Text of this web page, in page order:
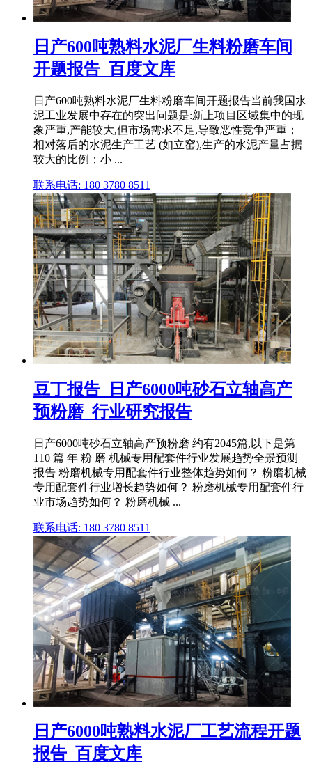
日产600吨熟料水泥厂生料粉磨车间
开题报告_百度文库
日产600吨熟料水泥厂生料粉磨车间开题报告当前我国水
泥工业发展中存在的突出问题是:新上项目区域集中的现
象严重,产能较大,但市场需求不足,导致恶性竞争严重；
相对落后的水泥生产工艺 (如立窑),生产的水泥产量占据
较大的比例；小 ...
联系电话: 180 3780 8511
豆丁报告_日产6000吨砂石立轴高产
预粉磨_行业研究报告
日产6000吨砂石立轴高产预粉磨 约有2045篇,以下是第
110 篇 年 粉 磨 机械专用配套件行业发展趋势全景预测
报告 粉磨机械专用配套件行业整体趋势如何？ 粉磨机械
专用配套件行业增长趋势如何？ 粉磨机械专用配套件行
业市场趋势如何？ 粉磨机械 ...
联系电话: 180 3780 8511
日产6000吨熟料水泥厂工艺流程开题
报告_百度文库